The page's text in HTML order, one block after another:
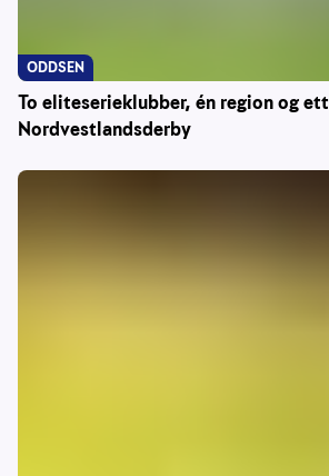
To eliteserieklubber, én region og ett
Nordvestlandsderby
ODDSEN